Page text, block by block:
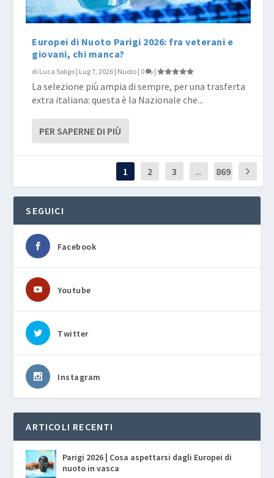
Europei di Nuoto Parigi 2026: fra veterani e
giovani, chi manca?
di Luca Soligo | Lug 7, 2026 | Nuoto | 0 |
La selezione più ampia di sempre, per una trasferta
extra italiana: questa è la Nazionale che...
PER SAPERNE DI PIÙ
1 2 3 ... 869
SEGUICI
Facebook
Youtube
Twitter
Instagram
ARTICOLI RECENTI
Parigi 2026 | Cosa aspettarsi dagli Europei di
nuoto in vasca